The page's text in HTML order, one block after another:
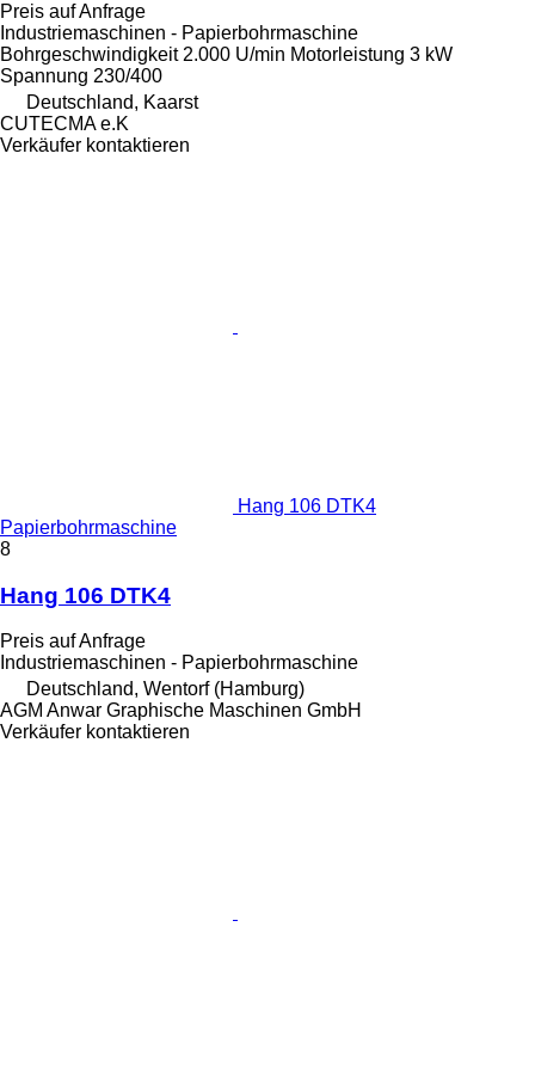
Preis auf Anfrage
Industriemaschinen - Papierbohrmaschine
Bohrgeschwindigkeit 2.000 U/min Motorleistung 3 kW
Spannung 230/400
Deutschland, Kaarst
CUTECMA e.K
Verkäufer kontaktieren
Hang 106 DTK4
Papierbohrmaschine
8
Hang 106 DTK4
Preis auf Anfrage
Industriemaschinen - Papierbohrmaschine
Deutschland, Wentorf (Hamburg)
AGM Anwar Graphische Maschinen GmbH
Verkäufer kontaktieren